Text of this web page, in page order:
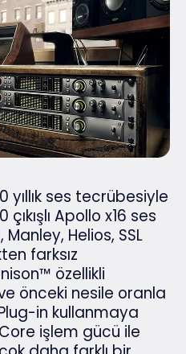
yıllık ses tecrübesiyle
Apollo x16 ses
Manley, Helios, SSL
farksız
özellikli
önceki nesile oranla
in kullanmaya
işlem gücü ile